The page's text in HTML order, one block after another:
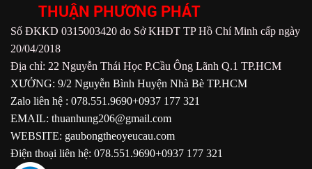
THUẬN PHƯƠNG PHÁT
Số ĐKKD 0315003420 do Sở KHĐT TP Hồ Chí Minh cấp ngày
20/04/2018
Địa chỉ: 22 Nguyễn Thái Học P.Cầu Ông Lãnh Q.1 TP.HCM
XƯỞNG: 9/2 Nguyễn Bình Huyện Nhà Bè TP.HCM
Zalo liên hệ : 078.551.9690+0937 177 321
EMAIL: thuanhung206@gmail.com
WEBSITE: gaubongtheoyeucau.com
Điện thoại liên hệ: 078.551.9690+0937 177 321